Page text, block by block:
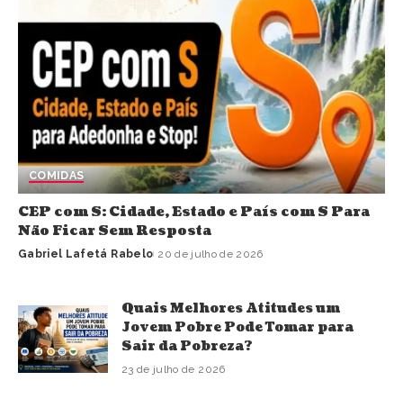
COMIDAS
CEP com S: Cidade, Estado e País com S Para
Não Ficar Sem Resposta
Gabriel Lafetá Rabelo 20 de julho de 2026
Quais Melhores Atitudes um
Jovem Pobre Pode Tomar para
Sair da Pobreza?
23 de julho de 2026